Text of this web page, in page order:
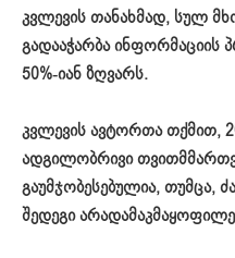
კვლევის თანახმად, სულ
გადააჭარბაინფორმაციის
50%-იანზღვარს.
კვლევის ავტორთათქმით,
ადგილობრივი
გაუმჯობესებულია,თუმცა,
შედეგი